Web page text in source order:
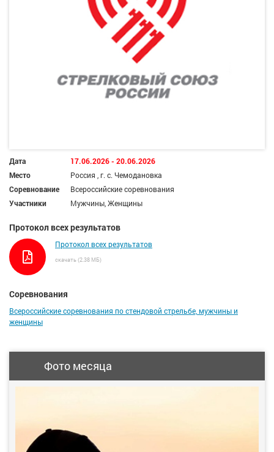
Дата
17.06.2026 - 20.06.2026
Место
Россия , г. с. Чемодановка
Соревнование
Всероссийские соревнования
Участники
Мужчины, Женщины
Протокол всех результатов
Протокол всех результатов
скачать (2.38 МБ)
Соревнования
Всероссийские соревнования по стендовой стрельбе, мужчины и
женщины
Фото месяца